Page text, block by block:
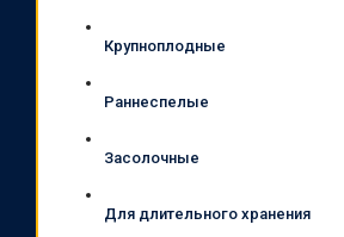
Крупноплодные
Раннеспелые
Засолочные
Для длительного хранения